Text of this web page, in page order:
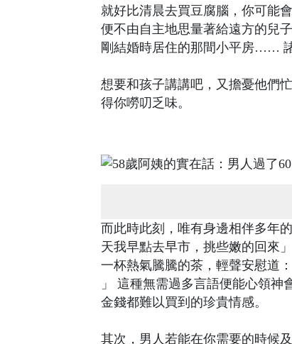
就好比清晨去買豆腐腦，你可能
便不由自主地思量著給遠方的兒
剛結婚時居住的那間小平房……
想要和孩子講講吧，又擔憂他們
得你嘮叨乏味。
而此時此刻，唯有身邊相伴多年
天我早點去早市，挑些嫩的回來
一杯熱氣騰騰的茶，輕聲安慰道
」 這種無需過多言語便能心領
金錢都難以買到的珍貴情感。
其次，男人若能在你需要的時候